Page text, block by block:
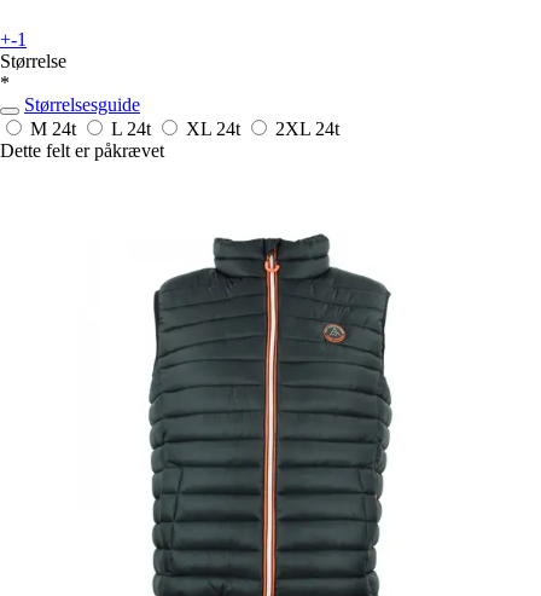
+-1
Størrelse
*
Størrelsesguide
M 24t L 24t XL 24t 2XL 24t
Dette felt er påkrævet